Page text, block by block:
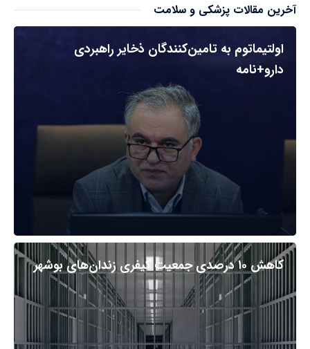
آخرین مقالات پزشکی و سلامت
اولتیماتوم به تامین‌کنندگان ذخایر راهبردی
دارو+نامه
کاهش ۱۰ درصدی جمعیت کیفری زندان‌های بوشهر